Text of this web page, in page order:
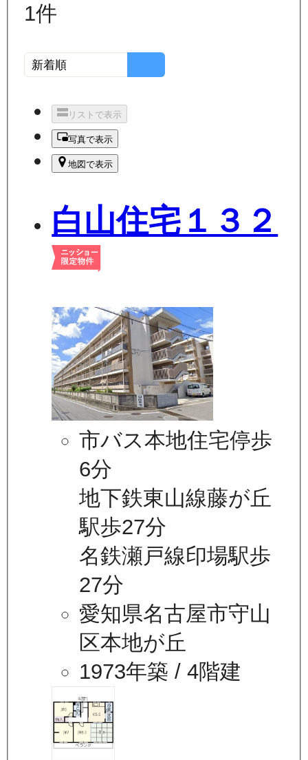
1件
リストで表示
写真で表示
地図で表示
白山住宅１３２
市バス本地住宅停歩
6分
地下鉄東山線藤が丘
駅歩27分
名鉄瀬戸線印場駅歩
27分
愛知県名古屋市守山
区本地が丘
1973年築 / 4階建